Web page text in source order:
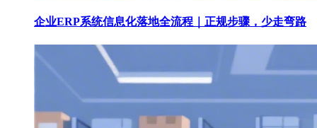
企业ERP系统信息化落地全流程｜正规步骤，少走弯路